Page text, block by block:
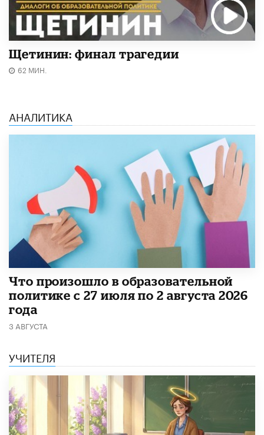
Щетинин: финал трагедии
62 МИН.
АНАЛИТИКА
​Что произошло в образовательной
политике с 27 июля по 2 августа 2026
года
3 АВГУСТА
УЧИТЕЛЯ